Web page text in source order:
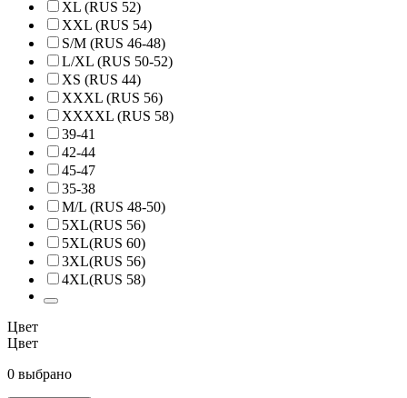
XL (RUS 52)
XXL (RUS 54)
S/M (RUS 46-48)
L/XL (RUS 50-52)
XS (RUS 44)
XXXL (RUS 56)
XXXXL (RUS 58)
39-41
42-44
45-47
35-38
M/L (RUS 48-50)
5XL(RUS 56)
5XL(RUS 60)
3XL(RUS 56)
4XL(RUS 58)
Цвет
Цвет
0 выбрано